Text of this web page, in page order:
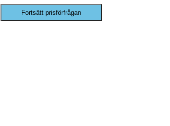
Fortsätt prisförfrågan